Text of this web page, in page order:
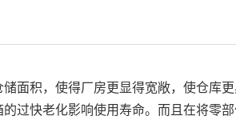
储面积，使得厂房更显得宽敞，使仓库
过快老化影响使用寿命。而且在将零